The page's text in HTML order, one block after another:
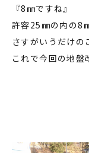
『8㎜ですね』
許容25㎜の内の8
さすがいうだけの
これで今回の地盤